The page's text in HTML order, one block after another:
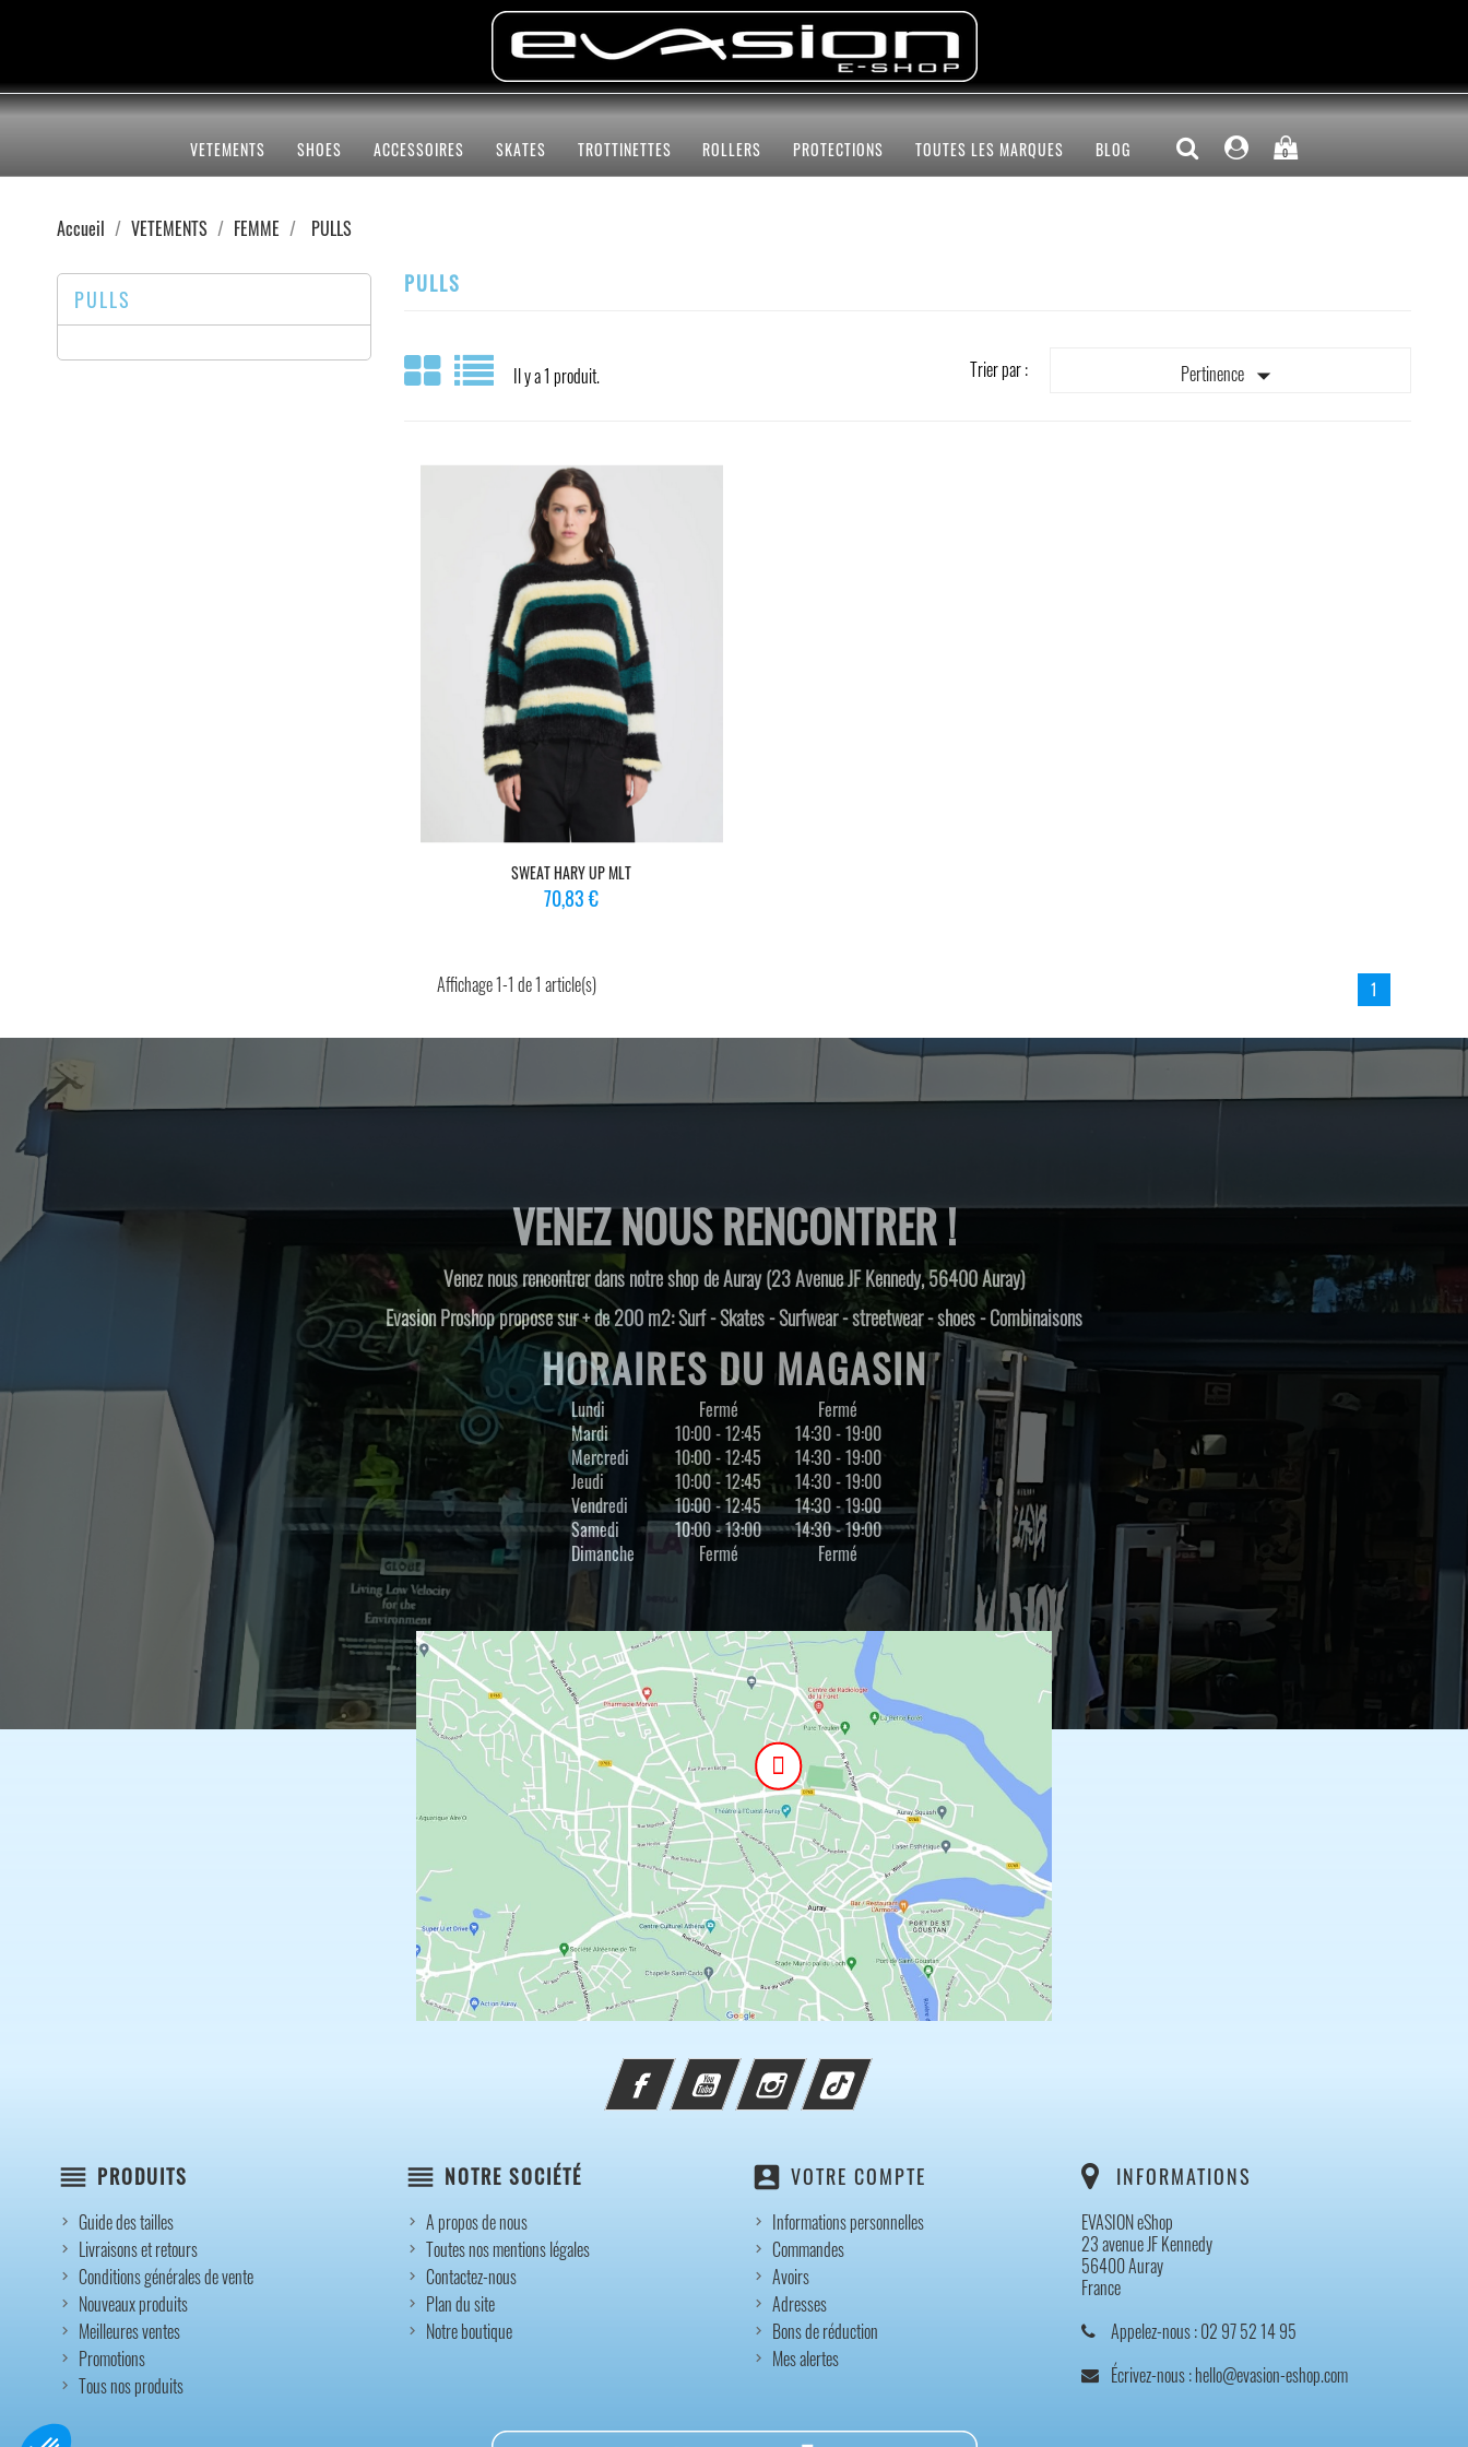
VETEMENTS SHOES ACCESSOIRES SKATES TROTTINETTES ROLLERS PROTECTIONS TOUTES LES MARQUES BLOG 0
Accueil VETEMENTS FEMME PULLS
PULLS
PULLS
Il y a 1 produit. Trier par : Pertinence 
SWEAT HARY UP MLT
Prix
70,83 €
Affichage 1-1 de 1 article(s) 1
VENEZ NOUS RENCONTRER !
Venez nous rencontrer dans notre shop de Auray (23 Avenue JF Kennedy, 56400 Auray)
Evasion Proshop propose sur + de 200 m2: Surf - Skates - Surfwear - streetwear - shoes - Combinaisons
HORAIRES DU MAGASIN
Lundi Fermé
Fermé
Mardi
10:00 - 12:45
14:30 - 19:00
Mercredi
10:00 - 12:45
14:30 - 19:00
Jeudi
10:00 - 12:45
14:30 - 19:00
Vendredi
10:00 - 12:45
14:30 - 19:00
Samedi
10:00 - 13:00
14:30 - 19:00
Dimanche
Fermé Fermé
FacebookYouTube InstagramTikTok
reorder PRODUITS
Guide des tailles
Livraisons et retours
Conditions générales de vente
Nouveaux produits
Meilleures ventes
Promotions
Tous nos produits
reorder NOTRE SOCIÉTÉ
A propos de nous
Toutes nos mentions légales
Contactez-nous
Plan du site
Notre boutique
account_box VOTRE COMPTE
Informations personnelles
Commandes
Avoirs
Adresses
Bons de réduction
Mes alertes
INFORMATIONS
EVASION eShop
23 avenue JF Kennedy
56400 Auray
France
Appelez-nous :02 97 52 14 95
Écrivez-nous :hello@evasion-eshop.com